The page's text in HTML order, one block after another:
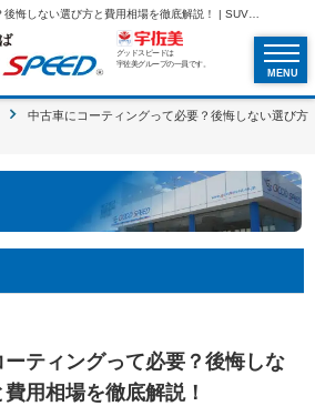
中古車にコーティングって必要？後悔しない選び方と費用相場を徹底解説！ | SUVといえばグッドスピードGOOD SPEED
グッドスピードは
宇佐美グループの一員です。
MENU
中古車にコーティングって必要？後悔しない選び方
ーティングって必要？後悔しな
用相場を徹底解説！